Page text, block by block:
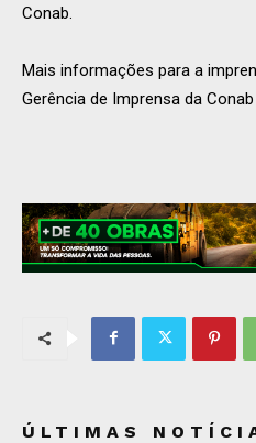
Conab.
Mais informações para a
Gerência de Imprensa da Conab
ÚLTIMAS